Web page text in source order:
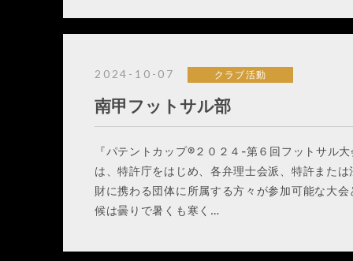
2024-10-07 クラブ活動
南甲フットサル部
『パテントカップ®２０２４-第６回フットサル
は、特許庁をはじめ、各弁理士会派、特許また
財に携わる団体に所属する方々が参加可能な大
候は曇りで暑くも寒く…